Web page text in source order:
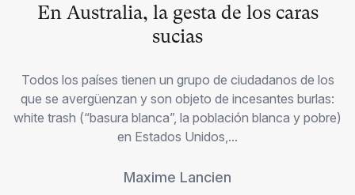
En Australia, la gesta de los caras
sucias
Todos los países tienen un grupo de ciudadanos de los
que se avergüenzan y son objeto de incesantes burlas:
white trash (“basura blanca”, la población blanca y pobre)
en Estados Unidos,...
Maxime Lancien